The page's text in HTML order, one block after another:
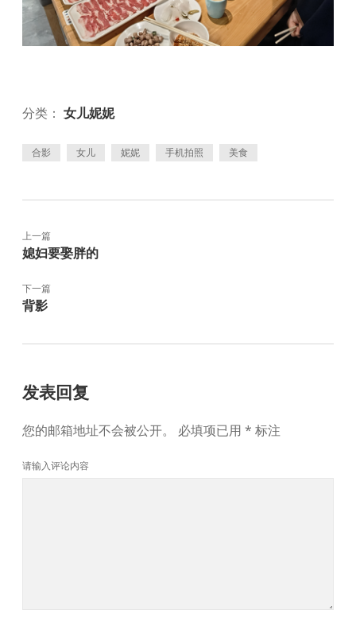
分类： 女儿妮妮
合影 女儿 妮妮 手机拍照 美食
上一篇
媳妇要娶胖的
下一篇
背影
发表回复
您的邮箱地址不会被公开。 必填项已用 * 标注
请输入评论内容